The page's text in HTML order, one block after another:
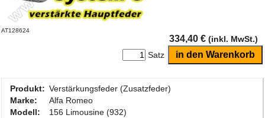
AT128624
334,40 € (inkl. MwSt.)
Satz
Produkt: Verstärkungsfeder (Zusatzfeder)
Marke:
Alfa Romeo
Modell:
156 Limousine (932)